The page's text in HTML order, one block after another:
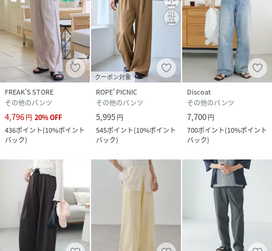
●シリーズもございます。
▶あったかとろみイージーパンツ《WEB限定カラーあり》
▶とろみ2タックワイドパンツ
【お取り扱いの注意】
※着用時、洗濯時は必ず取り扱い表示・タグをご確認の上、
お取り扱いください。
・手洗い：30℃まで可能
・手洗いは短時間で軽く押し洗いをしてください。
・洗濯の際は、色落ちすることがありますので、他の物と分
けて単独で洗ってください。
・蛍光増白剤入り洗剤を使用しないでください。
・漂白：不可
・タンブル乾燥：不可
・アイロン：低温120℃まで（アイロンの際は、当て布をし
て軽く当ててください。）
・ドライクリーニング：可能
FREAK’S STORE
その他のパンツ
4,796円 20%OFF
436ポイント(10%ポイント
バック)
クーポン対象
ROPE' PICNIC
その他のパンツ
5,995円
545ポイント(10%ポイント
バック)
Discoat
その他のパンツ
7,700円
700ポイント(10%ポイント
バック)